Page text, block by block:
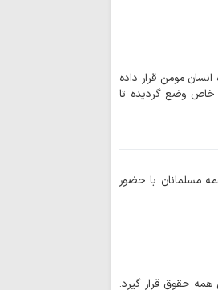
مومن قرار داده
خاص وضع گردیده تا
مسلمانان با حضور
حقوق قرار گیرد.